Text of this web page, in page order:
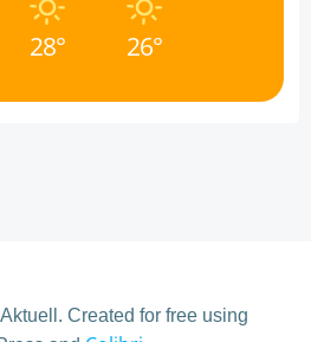
28° 26°
Created for free using